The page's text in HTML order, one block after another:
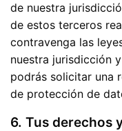
de nuestra
de estos terceros
contravenga las
nuestra jurisdicción
podrás solicitar una
de protección de
6. Tus derechos